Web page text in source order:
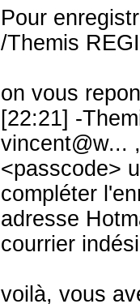
Pour
/Themis
on vous
[22:21] -
vincent@w...
<passcode>
compléter
adresse
courrier
voilà, vous